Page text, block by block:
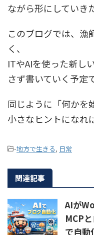
ながら形にしていき
このブログでは、漁
く、
ITやAIを使った新し
さず書いていく予定
同じように「何かを
小さなヒントになれ
-地方で生きる, 日常
関連記事
AIが
MCP
で自動